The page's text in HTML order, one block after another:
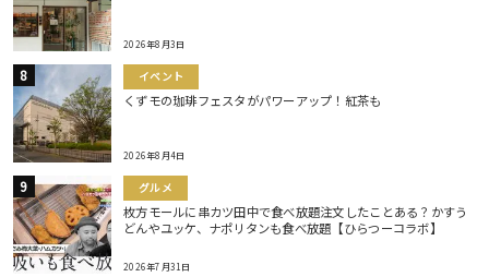
2026年8月3日
イベント
くずモの珈琲フェスタがパワーアップ！紅茶も
2026年8月4日
グルメ
枚方モールに串カツ田中で食べ放題注文したことある？かすう
どんやユッケ、ナポリタンも食べ放題【ひらつーコラボ】
2026年7月31日